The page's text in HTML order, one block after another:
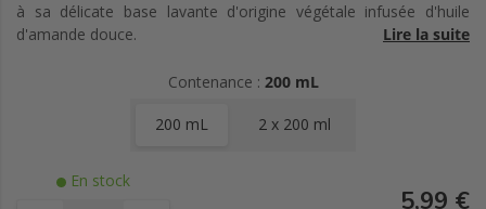
à sa délicate base lavante d'origine végétale infusée d'huile
d'amande douce.
Sa texture onctueuse au subtil parfum floral, aux notes fraîches
une expérience ultra-sensorielle au quotidien.
Formule facilement biodégradable.
96% des ingrédients sont d'origine naturelle.
Lire la suite
Contenance : 200 mL
200 mL 2 x 200 ml
En stock
5,99 €